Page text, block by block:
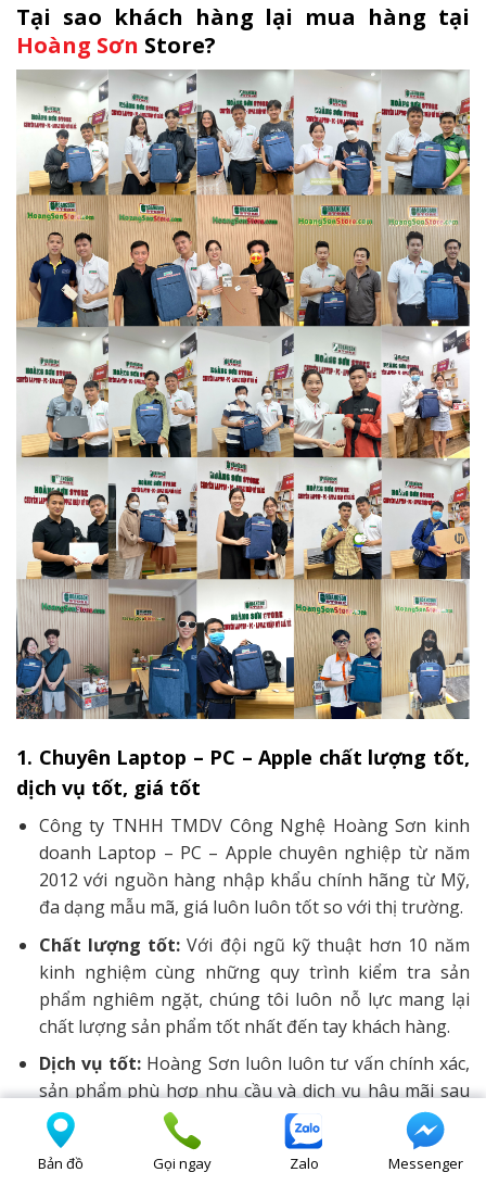
Tại sao khách hàng lại mua hàng tại
Hoàng Sơn Store?
1. Chuyên Laptop – PC – Apple chất lượng tốt,
dịch vụ tốt, giá tốt
Công ty TNHH TMDV Công Nghệ Hoàng Sơn kinh
doanh Laptop – PC – Apple chuyên nghiệp từ năm
2012 với nguồn hàng nhập khẩu chính hãng từ Mỹ,
đa dạng mẫu mã, giá luôn luôn tốt so với thị trường.
Chất lượng tốt: Với đội ngũ kỹ thuật hơn 10 năm
kinh nghiệm cùng những quy trình kiểm tra sản
phẩm nghiêm ngặt, chúng tôi luôn nỗ lực mang lại
chất lượng sản phẩm tốt nhất đến tay khách hàng.
Dịch vụ tốt: Hoàng Sơn luôn luôn tư vấn chính xác,
sản phẩm phù hợp nhu cầu và dịch vụ hậu mãi sau
bán hàng tận tâm mang lại cho Quý khách những
trải nghiệm tuyệt vời nhất.
Bản đồ Gọi ngay Zalo Messenger